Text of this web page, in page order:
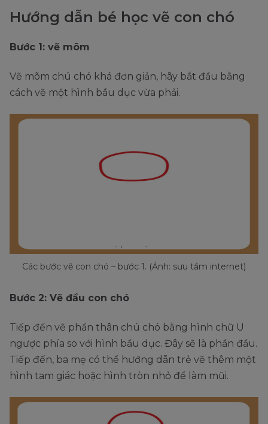
Hướng dẫn bé học vẽ con chó
Bước 1: vẽ mõm
Vẽ mõm chú chó khá đơn giản, hãy bắt đầu bằng
cách vẽ một hình bầu dục vừa phải.
Các bước vẽ con chó – bước 1. (Ảnh: sưu tầm internet)
Bước 2: Vẽ đầu con chó
Tiếp đến vẽ phần thân chú chó bằng hình chữ U
ngược phía so với hình bầu dục. Đây sẽ là phần đầu.
Tiếp đến, ba mẹ có thể hướng dẫn trẻ vẽ thêm một
hình tam giác hoặc hình tròn nhỏ để làm mũi.